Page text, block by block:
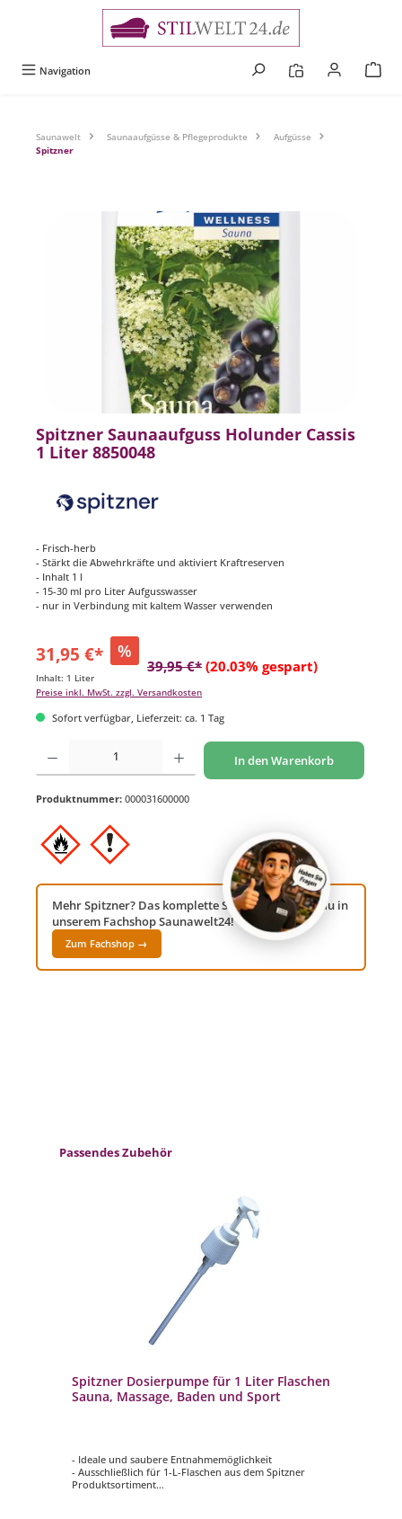
Navigation
Saunawelt Saunaaufgüsse & Pflegeprodukte
Aufgüsse
Spitzner
Bildergalerie überspringen
Spitzner Saunaaufguss Holunder Cassis
1 Liter 8850048
- Frisch-herb
- Stärkt die Abwehrkräfte und aktiviert Kraftreserven
- Inhalt 1 l
- 15-30 ml pro Liter Aufgusswasser
- nur in Verbindung mit kaltem Wasser verwenden
31,95 €* %
39,95 €* (20.03% gespart)
Inhalt: 1 Liter
Preise inkl. MwSt. zzgl. Versandkosten
Sofort verfügbar, Lieferzeit: ca. 1 Tag
Produkt Anzahl: Gib den gewünschten Wert ein oder benutze die Schaltflächen um
In den Warenkorb
Produktnummer: 000031600000
Mehr Spitzner? Das komplette Sortiment findest du in
unserem Fachshop Saunawelt24!
Zum Fachshop →
Produktgalerie überspringen
Passendes Zubehör
Spitzner Dosierpumpe für 1 Liter Flaschen
Sauna, Massage, Baden und Sport
- Ideale und saubere Entnahmemöglichkeit
- Ausschließlich für 1-L-Flaschen aus dem Spitzner
Produktsortiment